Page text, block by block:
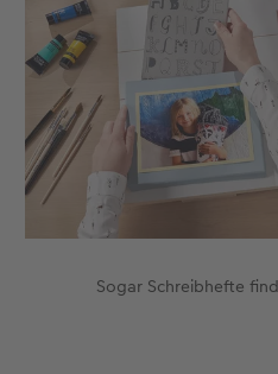
Sogar Schreibhefte